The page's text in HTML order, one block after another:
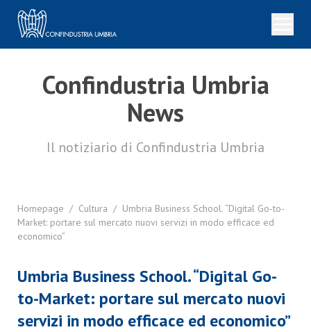
Confindustria Umbria
News
Il notiziario di Confindustria Umbria
Homepage / Cultura / Umbria Business School. “Digital Go-to-
Market: portare sul mercato nuovi servizi in modo efficace ed
economico”
Umbria Business School. “Digital Go-
to-Market: portare sul mercato nuovi
servizi in modo efficace ed economico”